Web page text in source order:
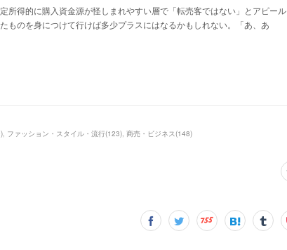
所得的に購入資金源が怪しまれやすい層で「転売客ではない」とアピール
ものを身につけて行けば多少プラスにはなるかもしれない。「あ、あ
) ファッション・スタイル・流行(123) 商売・ビジネス(148)